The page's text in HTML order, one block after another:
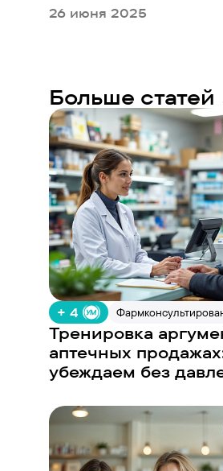
26 июня 2025
Больше статей
+ 4
Тренировка
аптечных
убеждаем без